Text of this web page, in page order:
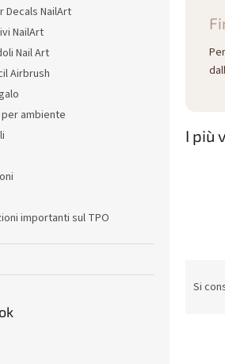
Decals NailArt
NailArt
Nail Art
Airbrush
ambiente
importanti sul TPO
I più
Si